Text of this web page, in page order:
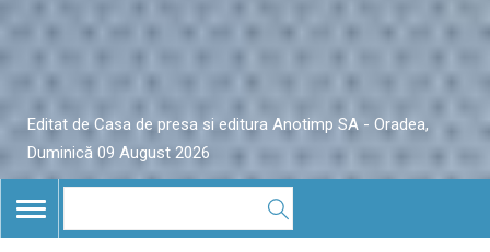
Editat de Casa de presa si editura Anotimp SA - Oradea,
Duminică 09 August 2026
TOGGLE
NAVIGATION